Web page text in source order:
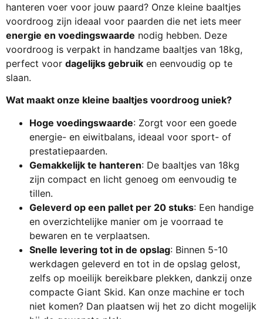
hanteren voer voor jouw paard? Onze kleine baaltjes
voordroog zijn ideaal voor paarden die net iets meer
energie en voedingswaarde nodig hebben. Deze
voordroog is verpakt in handzame baaltjes van 18kg,
perfect voor dagelijks gebruik en eenvoudig op te
slaan.
Wat maakt onze kleine baaltjes voordroog uniek?
Hoge voedingswaarde: Zorgt voor een goede
energie- en eiwitbalans, ideaal voor sport- of
prestatiepaarden.
Gemakkelijk te hanteren: De baaltjes van 18kg
zijn compact en licht genoeg om eenvoudig te
tillen.
Geleverd op een pallet per 20 stuks: Een handige
en overzichtelijke manier om je voorraad te
bewaren en te verplaatsen.
Snelle levering tot in de opslag: Binnen 5-10
werkdagen geleverd en tot in de opslag gelost,
zelfs op moeilijk bereikbare plekken, dankzij onze
compacte Giant Skid. Kan onze machine er toch
niet komen? Dan plaatsen wij het zo dicht mogelijk